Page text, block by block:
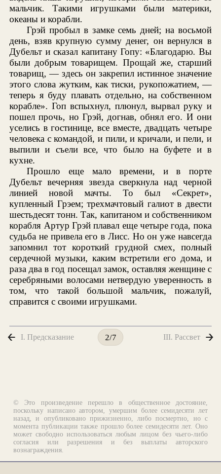
мальчик. Такими игрушками были материки,
океаны и корабли.
Грэй пробыл в замке семь дней; на восьмой
день, взяв крупную сумму денег, он вернулся в
Дубельт и сказал капитану Гопу: «Благодарю. Вы
были добрым товарищем. Прощай же, старший
товарищ, — здесь он закрепил истинное значение
этого слова жутким, как тиски, рукопожатием, —
теперь я буду плавать отдельно, на собственном
корабле». Гоп вспыхнул, плюнул, вырвал руку и
пошел прочь, но Грэй, догнав, обнял его. И они
уселись в гостинице, все вместе, двадцать четыре
человека с командой, и пили, и кричали, и пели, и
выпили и съели все, что было на буфете и в
кухне.
Прошло еще мало времени, и в порте
Дубельт вечерняя звезда сверкнула над черной
линией новой мачты. То был «Секрет»,
купленный Грэем; трехмачтовый галиот в двести
шестьдесят тонн. Так, капитаном и собственником
корабля Артур Грэй плавал еще четыре года, пока
судьба не привела его в Лисс. Но он уже навсегда
запомнил тот короткий грудной смех, полный
сердечной музыки, каким встретили его дома, и
раза два в год посещал замок, оставляя женщине с
серебряными волосами нетвердую уверенность в
том, что такой большой мальчик, пожалуй,
справится с своими игрушками.
I. Предсказание 2/7 III. Рассвет
© Это произведение перешло в общественное достояние,
поскольку написано автором, умершим более семидесяти лет
назад, и опубликовано прижизненно, либо посмертно, но с
момента публикации также прошло более семидесяти лет. Оно
может свободно использоваться любым лицом без чьего-либо
согласия или разрешения и без выплаты авторского
вознаграждения.